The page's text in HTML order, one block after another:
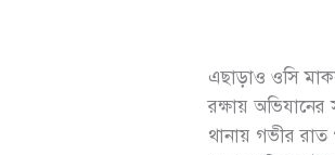
এছাড়াও ওসি
রক্ষায়
থানায় গভীর রাত